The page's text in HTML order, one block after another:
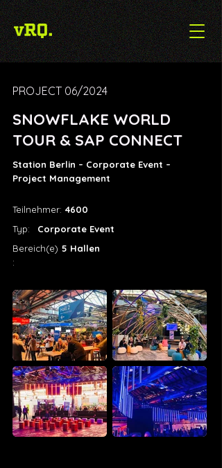
PROJECT 06/2024
SNOWFLAKE WORLD
TOUR & SAP CONNECT
Station Berlin – Corporate Event –
Project Management
Teilnehmer: 4600
Typ:
Corporate Event
Bereich(e)
:
5 Hallen